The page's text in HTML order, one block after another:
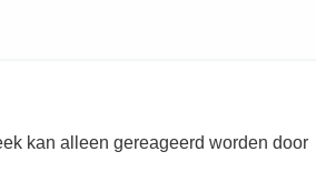
kan alleen gereageerd worden door